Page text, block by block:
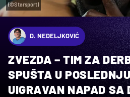
(©Starsport)
D. NEDELJKOVIĆ
ZVEZDA – TIM ZA
SPUŠTA U
UIGRAVAN NAPAD SA